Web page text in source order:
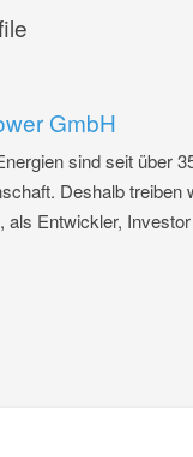
GmbH
sind seit über
Deshalb treiben
als Entwickler,